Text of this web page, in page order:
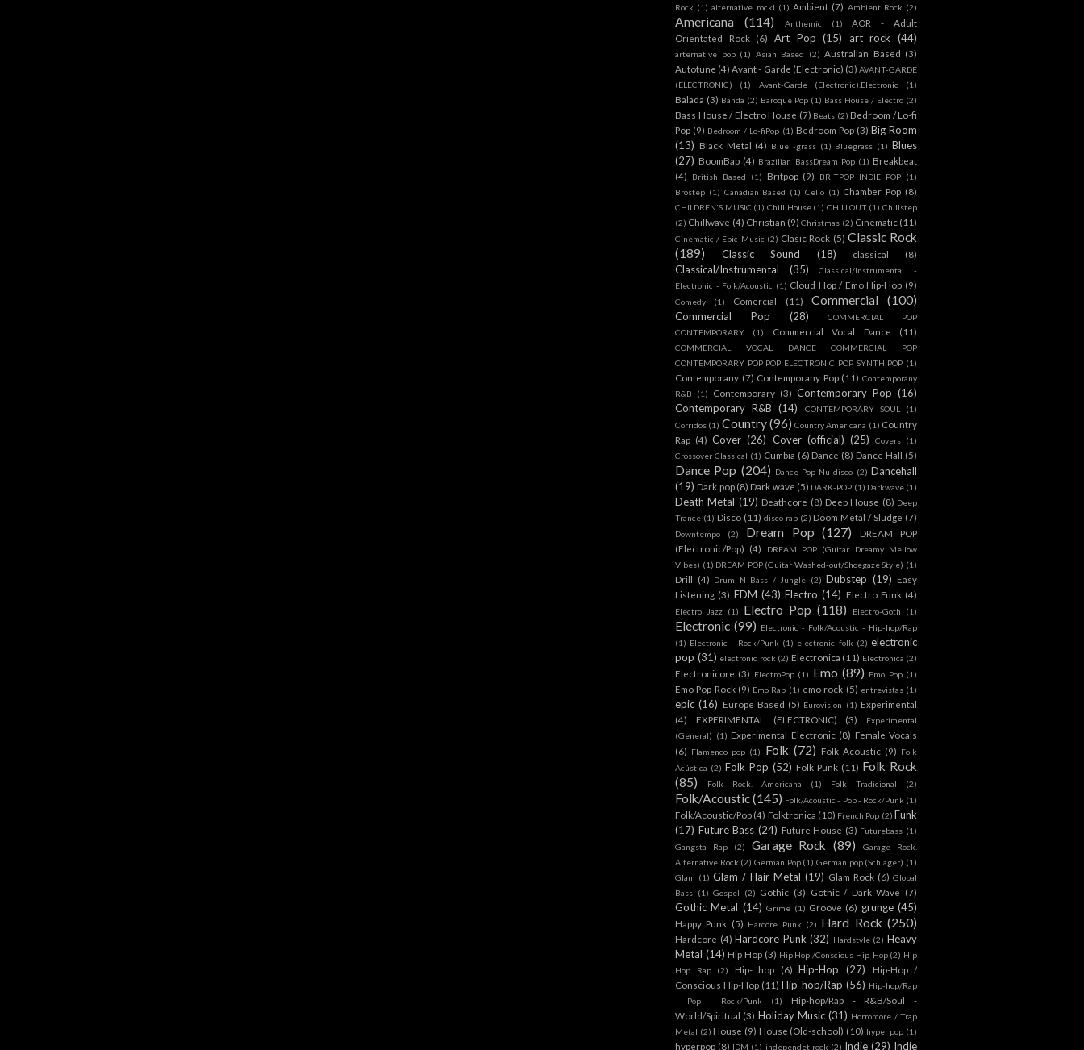
Rock (1) alternative rockl (1) Ambient (7) Ambient Rock (2)
Americana (114) Anthemic (1)
AOR - Adult
Orientated Rock (6) Art Pop (15) art rock (44)
arternative pop (1) Asian Based (2) Australian Based (3)
Autotune (4) Avant - Garde (Electronic) (3) AVANT-GARDE
(ELECTRONIC)
(1) Avant-Garde (Electronic).Electronic (1)
Balada (3) Banda (2) Baroque Pop (1) Bass House / Electro (2)
Bass House / Electro House (7) Beats (2) Bedroom / Lo-fi
Pop (9) Bedroom / Lo-fiPop (1) Bedroom Pop (3) Big Room
(13) Black Metal (4) Blue -grass (1) Bluegrass (1) Blues
(27) BoomBap (4) Brazilian BassDream Pop (1) Breakbeat
(4)
British Based (1) Britpop (9) BRITPOP INDIE POP (1)
Brostep (1) Canadian Based (1) Cello (1) Chamber Pop (8)
CHILDREN'S MUSIC (1) Chill House (1) CHILLOUT (1) Chillstep
(2) Chillwave (4) Christian (9) Christmas (2) Cinematic (11)
Cinematic / Epic Music (2) Clasic Rock (5) Classic Rock
(189)
Classic Sound (18) classical (8)
Classical/Instrumental (35)
Classical/Instrumental -
Electronic - Folk/Acoustic (1) Cloud Hop / Emo Hip-Hop (9)
Comedy (1) Comercial (11) Commercial (100)
Commercial Pop (28)
COMMERCIAL POP
CONTEMPORARY
(1) Commercial Vocal Dance (11)
COMMERCIAL VOCAL DANCE COMMERCIAL POP
CONTEMPORARY POP POP ELECTRONIC POP SYNTH POP (1)
Contemporany (7) Contemporany Pop (11) Contemporany
R&B
(1) Contemporary (3) Contemporary Pop (16)
Contemporary R&B (14) CONTEMPORARY SOUL
(1)
Corridos (1) Country(96) Country Americana (1) Country
Rap (4) Cover (26) Cover (official) (25) Covers (1)
Crossover Classical (1) Cumbia (6) Dance (8) Dance Hall (5)
Dance Pop (204) Dance Pop Nu-disco (2) Dancehall
(19) Dark pop (8) Dark wave (5) DARK-POP (1) Darkwave (1)
Death Metal (19) Deathcore (8) Deep House (8) Deep
Trance (1) Disco (11) disco rap (2) Doom Metal / Sludge (7)
Downtempo (2) Dream Pop (127)
DREAM POP
(Electronic/Pop) (4)
DREAM POP (Guitar Dreamy Mellow
Vibes) (1) DREAM POP (Guitar Washed-out/Shoegaze Style) (1)
Drill (4) Drum N Bass / Jungle (2) Dubstep (19) Easy
Listening (3) EDM (43) Electro (14) Electro Funk (4)
Electro Jazz (1) Electro Pop (118) Electro-Goth (1)
Electronic (99) Electronic - Folk/Acoustic - Hip-hop/Rap
(1) Electronic - Rock/Punk (1) electronic folk (2) electronic
pop (31) electronic rock (2) Electronica (11) Electrónica (2)
Electronicore (3) ElectroPop (1) Emo (89) Emo Pop (1)
Emo Pop Rock (9) Emo Rap (1) emo rock (5) entrevistas (1)
epic (16) Europe Based (5) Eurovision (1) Experimental
(4)
EXPERIMENTAL (ELECTRONIC) (3)
Experimental
(General) (1) Experimental Electronic (8) Female Vocals
(6) Flamenco pop (1) Folk (72) Folk Acoustic (9) Folk
Acústica (2) Folk Pop (52) Folk Punk (11) Folk Rock
(85)
Folk Rock. Americana (1) Folk Tradicional (2)
Folk/Acoustic(145) Folk/Acoustic - Pop - Rock/Punk (1)
Folk/Acoustic/Pop (4) Folktronica (10) French Pop (2) Funk
(17) Future Bass (24) Future House (3) Futurebass (1)
Gangsta Rap
(2) Garage Rock (89)
Garage Rock.
Alternative Rock (2) German Pop (1) German pop (Schlager) (1)
Glam (1) Glam / Hair Metal (19) Glam Rock (6) Global
Bass (1) Gospel (2) Gothic (3) Gothic / Dark Wave (7)
Gothic Metal (14) Grime (1) Groove (6) grunge (45)
Happy Punk (5) Harcore Punk (2) Hard Rock (250)
Hardcore (4) Hardcore Punk (32) Hardstyle (2) Heavy
Metal (14) Hip Hop (3) Hip Hop /Conscious Hip-Hop (2) Hip
Hop Rap
(2) Hip- hop (6) Hip-Hop (27)
Hip-Hop /
Conscious Hip-Hop (11) Hip-hop/Rap (56) Hip-hop/Rap
- Pop - Rock/Punk
(1)
Hip-hop/Rap - R&B/Soul -
World/Spiritual (3) Holiday Music (31) Horrorcore / Trap
Metal (2) House (9) House (Old-school) (10) hyper pop (1)
hyperpop (8) IDM (1) independet rock (2) Indie (29) Indie